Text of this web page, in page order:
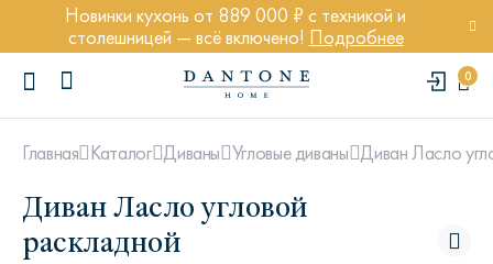
Новинки кухонь от 889 000 ₽ с техникой и
столешницей — всё включено! Подробнее
0
Главная Каталог Диваны Угловые диваны Диван Ласло
Диван Ласло угловой
раскладной